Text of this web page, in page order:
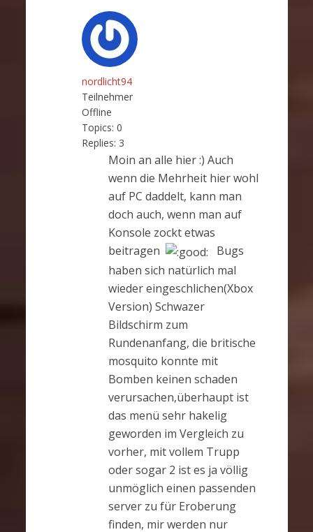
nordlicht94
Teilnehmer
Offline
Topics: 0
Replies: 3
Moin an alle hier :) Auch
wenn die Mehrheit hier wohl
auf PC daddelt, kann man
doch auch, wenn man auf
Konsole zockt etwas
beitragen
Bugs
haben sich natürlich mal
wieder eingeschlichen(Xbox
Version) Schwazer
Bildschirm zum
Rundenanfang, die britische
mosquito konnte mit
Bomben keinen schaden
verursachen,überhaupt ist
das menü sehr hakelig
geworden im Vergleich zu
vorher, mit vollem Trupp
oder sogar 2 ist es ja völlig
unmöglich einen passenden
server zu für Eroberung
finden, mir werden nur